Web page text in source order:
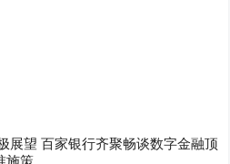
展望 百家银行齐聚畅谈数字金融顶
施策